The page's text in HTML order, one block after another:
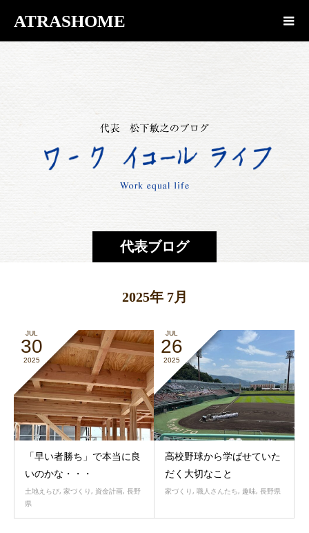
ATRASHOME
代表ブログ
2025年 7月
JUL
30
2025
「早い者勝ち」で本当に良
いのかな・・・
土地えらび, 家づくり , 資金計画, 長野
県
JUL
26
2025
高校野球から学ばせていた
だく大切なこと
家づくり , 職人さんたち, 趣味, 長野県